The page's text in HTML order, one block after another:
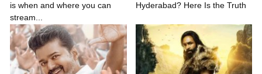
is when and where you can
stream...
Hyderabad? Here Is the Truth